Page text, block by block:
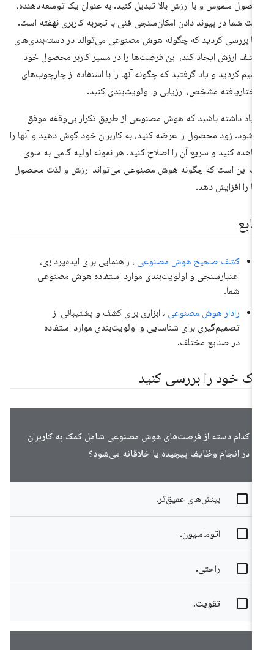
ملموس و با ارزش بالا تبدیل کنید. به عنوان یک توسعه‌دهنده،
شما در پیوند دادن امکان‌سنجی فنی با تجربه کاربری نهفته است.
بررسی کردید که چگونه هوش مصنوعی می‌تواند در دسته‌بندی‌های
ارزش ایجاد کند، این فرصت‌ها را در مسیر کاربر محصول خود
کردید و یاد گرفتید که چگونه آنها را با استفاده از چارچوب‌های
مشخص، ارزیابی و اولویت‌بندی کنید.
یاد داشته باشید که هوش مصنوعی از طریق تکرار بی‌وقفه موفق
زود محصول را عرضه کنید، به کاربران خود گوش دهید و آنها را
کنید و سریع آن را اصلاح کنید. هر نمونه اولیه گامی به سوی
این است که چگونه هوش مصنوعی می‌تواند ارزش و لذت محصول
را افزایش دهد.
کشف صحیح هوش مصنوعی، راهنمایی برای ایده‌پردازی،
اعتبارسنجی و اولویت‌بندی موارد استفاده هوش مصنوعی
شما.
رادار هوش مصنوعی، ابزاری برای کشف و پشتیبانی از
تصمیم‌گیری برای شناسایی و اولویت‌بندی موارد استفاده
در صنایع مختلف.
خود را بررسی کنید
کدام دسته از فرصت‌های هوش مصنوعی شامل کمک به کاربران
در انجام وظایف پیچیده یا خلاقانه می‌شود؟
بینش‌های عمیق‌تر.
اتوماسیون.
راحتی.
تقویت.